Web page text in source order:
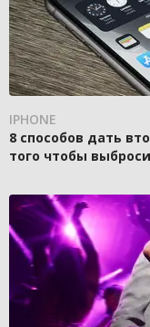
IPHONE
8 способов дать
того чтобы